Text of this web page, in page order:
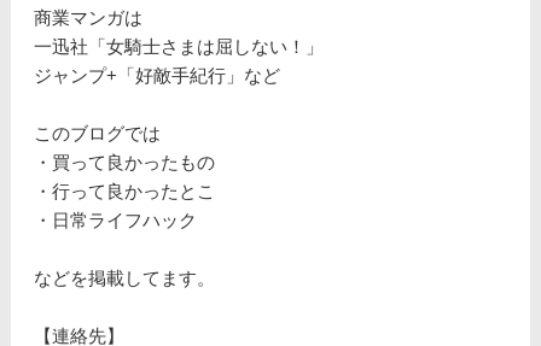
商業マンガは
一迅社「女騎士さまは屈しない！」
ジャンプ+「好敵手紀行」など
このブログでは
・買って良かったもの
・行って良かったとこ
・日常ライフハック
などを掲載してます。
【連絡先】